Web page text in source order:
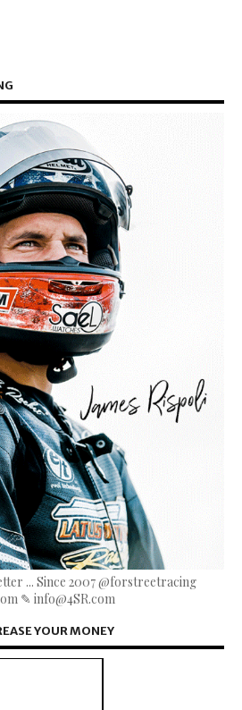
... Since 2007 @forstreetracing
✎ info@4SR.com
YOUR MONEY